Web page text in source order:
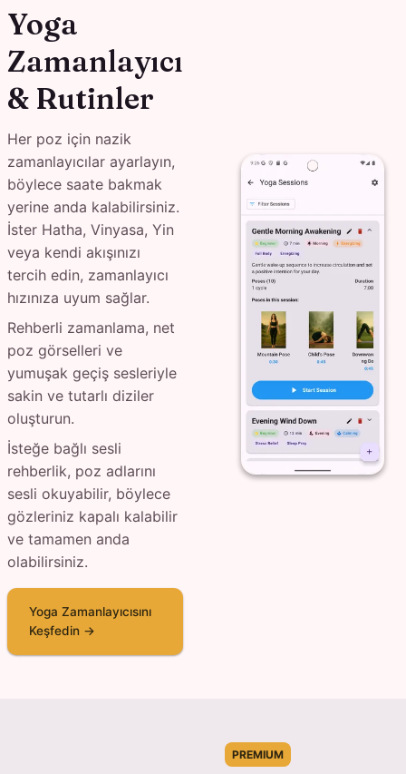
Yoga
Zamanlayıcı
& Rutinler
Her poz için nazik
zamanlayıcılar ayarlayın,
böylece saate bakmak
yerine anda kalabilirsiniz.
İster Hatha, Vinyasa, Yin
veya kendi akışınızı
tercih edin, zamanlayıcı
hızınıza uyum sağlar.
Rehberli zamanlama, net
poz görselleri ve
yumuşak geçiş sesleriyle
sakin ve tutarlı diziler
oluşturun.
İsteğe bağlı sesli
rehberlik, poz adlarını
sesli okuyabilir, böylece
gözleriniz kapalı kalabilir
ve tamamen anda
olabilirsiniz.
Yoga Zamanlayıcısını
Keşfedin →
PREMIUM